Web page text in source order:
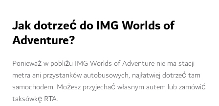
Jak dotrzeć do IMG Worlds of
Adventure?
Ponieważ w pobliżu IMG Worlds of Adventure nie ma stacji
metra ani przystanków autobusowych, najłatwiej dotrzeć tam
samochodem. Możesz przyjechać własnym autem lub zamówić
taksówkę RTA.